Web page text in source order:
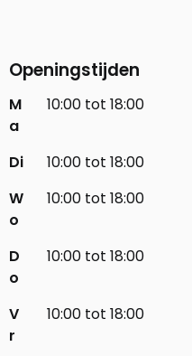
Openingstijden
M
a
10:00 tot 18:00
Di
10:00 tot 18:00
W
o
10:00 tot 18:00
D
o
10:00 tot 18:00
V
r
10:00 tot 18:00